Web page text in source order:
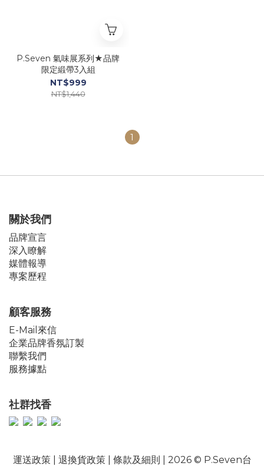
P.Seven 氣味展系列★品牌
限定緞帶3入組
NT$999
NT$1,440
1
關於我們
品牌宣言
深入瞭解
媒體報導
專案歷程
顧客服務
E-Mail來信
企業品牌香氛訂製
聯繫我們
服務據點
社群找香
運送政策| 退換貨政策| 條款及細則 | 2026 © P.Seven台